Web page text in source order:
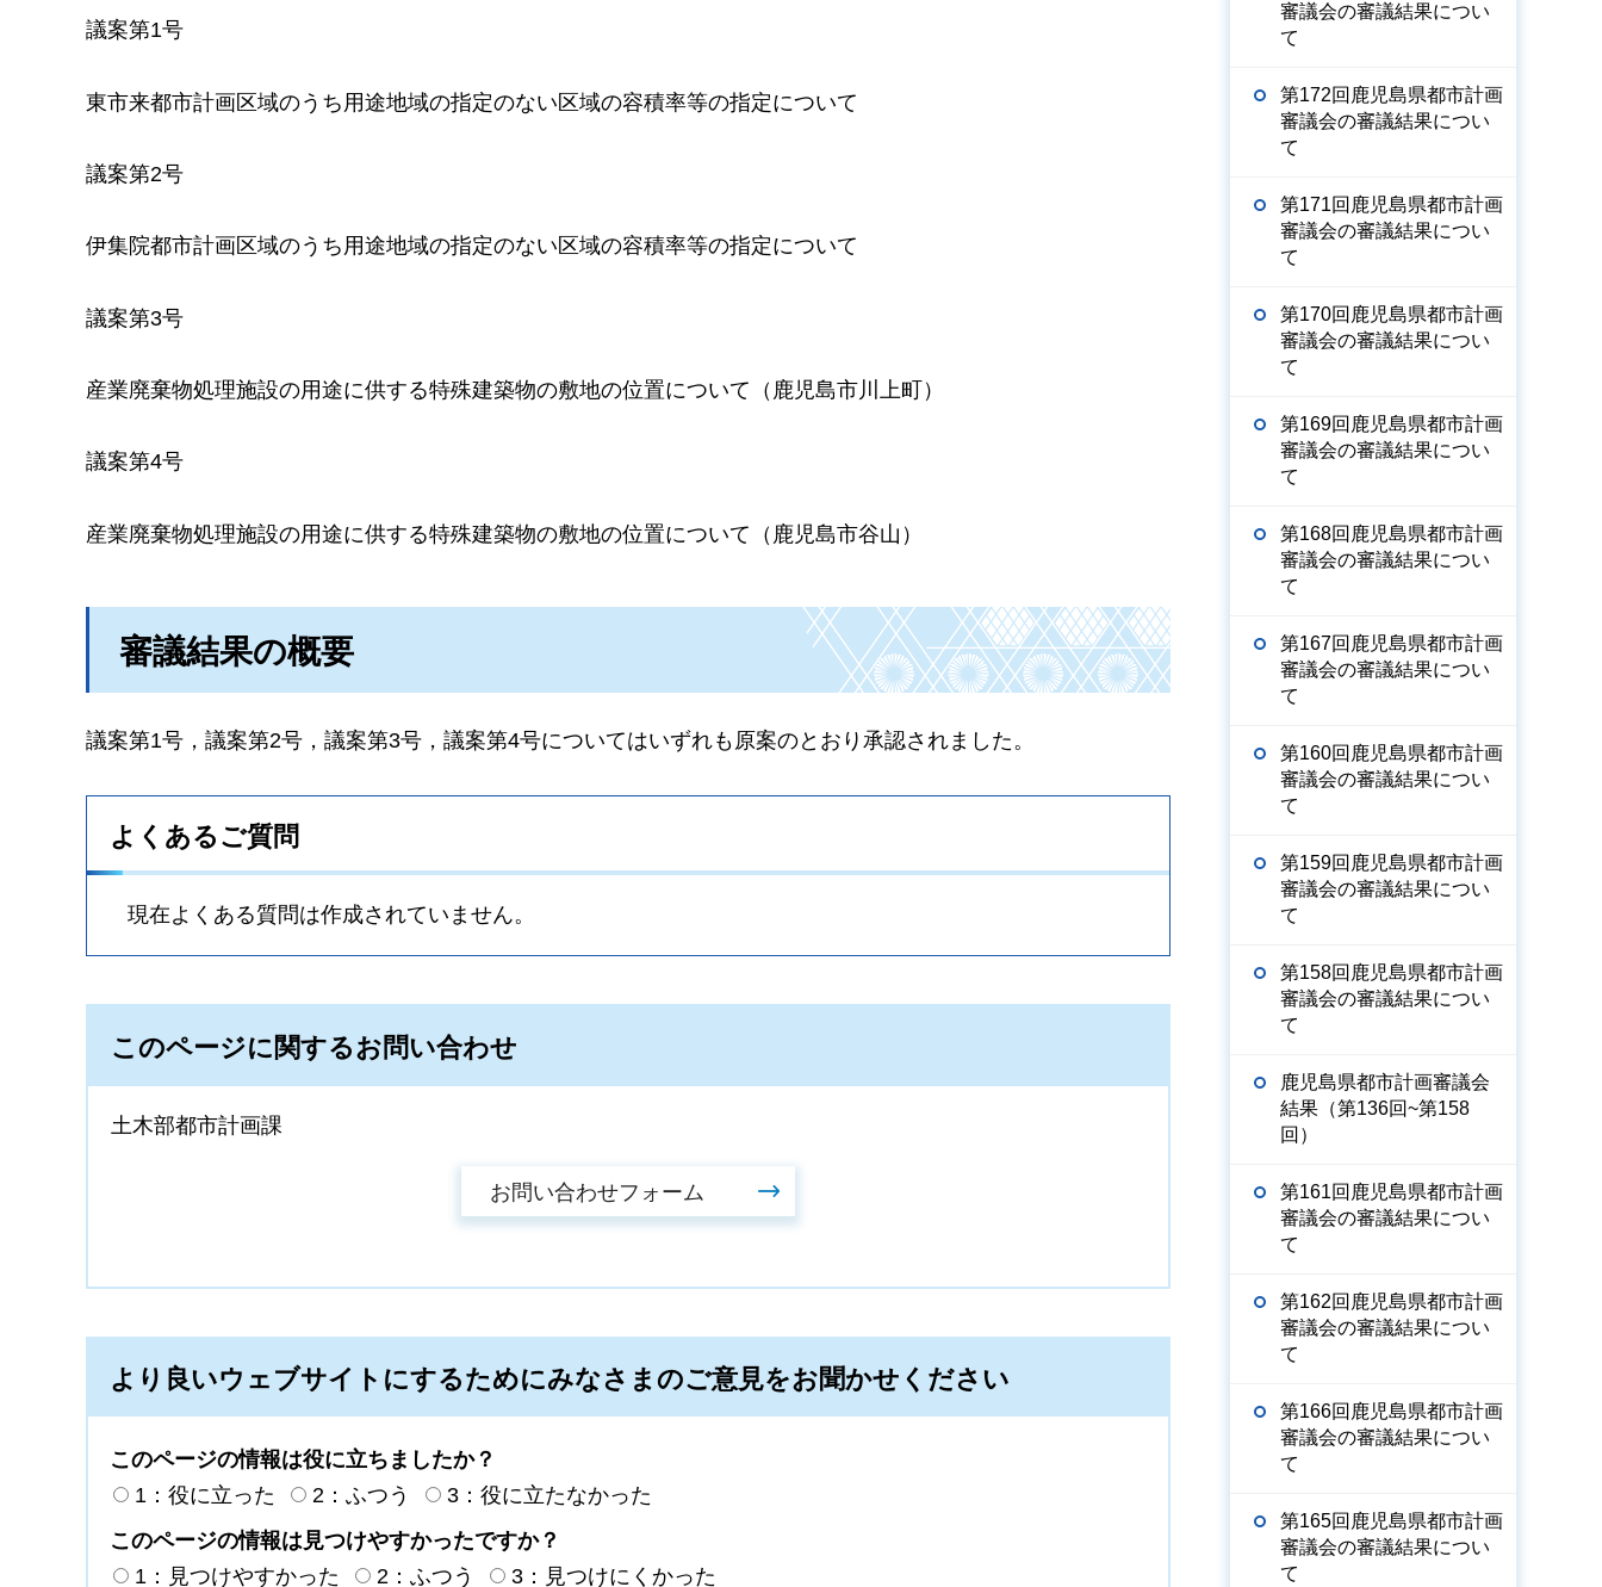
議案第1号
東市来都市計画区域のうち用途地域の指定のない区域の容積率等の指定について
議案第2号
伊集院都市計画区域のうち用途地域の指定のない区域の容積率等の指定について
議案第3号
産業廃棄物処理施設の用途に供する特殊建築物の敷地の位置について（鹿児島市川上町）
議案第4号
産業廃棄物処理施設の用途に供する特殊建築物の敷地の位置について（鹿児島市谷山）
審議結果の概要
議案第1号，議案第2号，議案第3号，議案第4号についてはいずれも原案のとおり承認されました。
よくあるご質問
現在よくある質問は作成されていません。
このページに関するお問い合わせ
土木部都市計画課
より良いウェブサイトにするためにみなさまのご意見をお聞かせください
このページの情報は役に立ちましたか？
1：役に立った
2：ふつう
3：役に立たなかった
このページの情報は見つけやすかったですか？
1：見つけやすかった
2：ふつう 3：見つけにくかった
審議会の審議結果につい
て
第172回鹿児島県都市計画
審議会の審議結果につい
て
第171回鹿児島県都市計画
審議会の審議結果につい
て
第170回鹿児島県都市計画
審議会の審議結果につい
て
第169回鹿児島県都市計画
審議会の審議結果につい
て
第168回鹿児島県都市計画
審議会の審議結果につい
て
第167回鹿児島県都市計画
審議会の審議結果につい
て
第160回鹿児島県都市計画
審議会の審議結果につい
て
第159回鹿児島県都市計画
審議会の審議結果につい
て
第158回鹿児島県都市計画
審議会の審議結果につい
て
鹿児島県都市計画審議会
結果（第136回~第158
回）
第161回鹿児島県都市計画
審議会の審議結果につい
て
第162回鹿児島県都市計画
審議会の審議結果につい
て
第166回鹿児島県都市計画
審議会の審議結果につい
て
第165回鹿児島県都市計画
審議会の審議結果につい
て